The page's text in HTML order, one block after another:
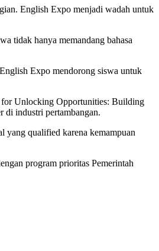
English Expo menjadi wadah untuk
tidak hanya memandang bahasa
Expo mendorong siswa untuk
for Unlocking Opportunities: Building
di industri pertambangan.
yang qualified karena kemampuan
program prioritas Pemerintah